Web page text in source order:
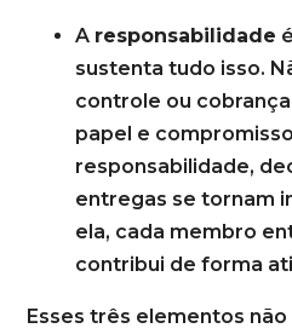
A responsabilidade
sustenta tudo isso.
controle ou
papel e
responsabilidade,
entregas se tornam
ela, cada membro
contribui de forma
Esses três elementos